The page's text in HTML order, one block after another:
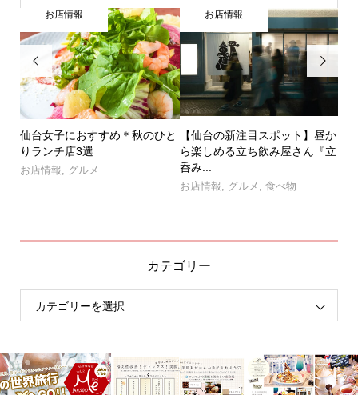

仙台女子におすすめ＊秋のひと
りランチ店3選
お店情報, グルメ
お店情報
【仙台の新注目スポット】昼か
ら楽しめる立ち飲み屋さん『立
呑み...
お店情報, グルメ , 食べ物
お店情報

カテゴリー